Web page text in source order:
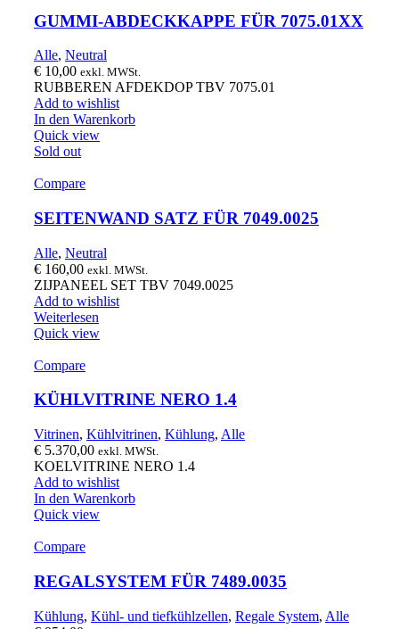
GUMMI-ABDECKKAPPE FÜR 7075.01XX
Alle, Neutral
€ 10,00 exkl. MWSt.
RUBBEREN AFDEKDOP TBV 7075.01
Add to wishlist
In den Warenkorb
Quick view
Sold out
Compare
SEITENWAND SATZ FÜR 7049.0025
Alle, Neutral
€ 160,00 exkl. MWSt.
ZIJPANEEL SET TBV 7049.0025
Add to wishlist
Weiterlesen
Quick view
Compare
KÜHLVITRINE NERO 1.4
Vitrinen, Kühlvitrinen, Kühlung, Alle
€ 5.370,00 exkl. MWSt.
KOELVITRINE NERO 1.4
Add to wishlist
In den Warenkorb
Quick view
Compare
REGALSYSTEM FÜR 7489.0035
Kühlung, Kühl- und tiefkühlzellen, Regale System, Alle